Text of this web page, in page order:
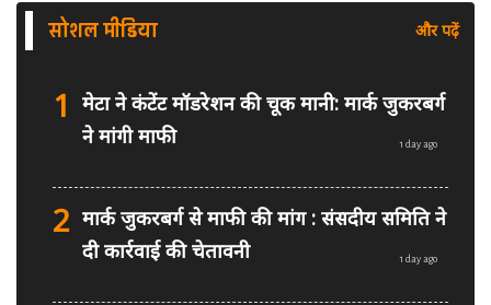
सोशल मीडिया और पढ़ें
1
मेटा ने कंटेंट मॉडरेशन की चूक मानी: मार्क जुकरबर्ग
ने मांगी माफी
1 day ago
2 मार्क जुकरबर्ग से माफी की मांग : संसदीय समिति ने
दी कार्रवाई की चेतावनी
1 day ago